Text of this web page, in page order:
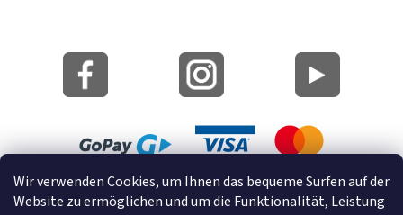
Wir verwenden Cookies, um Ihnen das bequeme Surfen auf der
Website zu ermöglichen und um die Funktionalität, Leistung
Lageplan